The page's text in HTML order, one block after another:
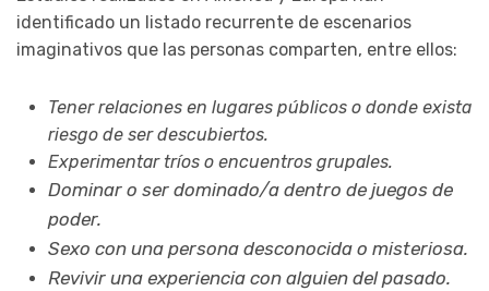
identificado un listado recurrente de escenarios
imaginativos que las personas comparten, entre ellos:
Tener relaciones en lugares públicos o donde exista
riesgo de ser descubiertos.
Experimentar tríos o encuentros grupales.
Dominar o ser dominado/a dentro de juegos de
poder.
Sexo con una persona desconocida o misteriosa.
Revivir una experiencia con alguien del pasado.